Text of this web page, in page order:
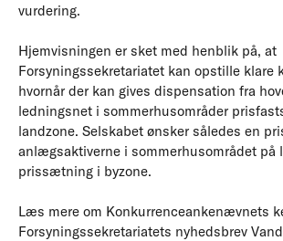
vurdering.
Hjemvisningen er sket med henblik på, at
Forsyningssekretariatet kan opstille klare
hvornår der kan gives dispensation fra
ledningsnet i sommerhusområder
landzone. Selskabet ønsker således en
anlægsaktiverne i sommerhusområdet på
prissætning i byzone.
Læs mere om Konkurrenceankenævnets
Forsyningssekretariatets nyhedsbrev